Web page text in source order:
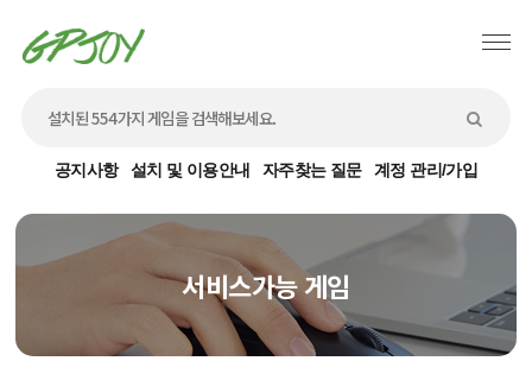
공지사항 설치 및 이용안내 자주찾는 질문 계정 관리/가입
서비스가능 게임